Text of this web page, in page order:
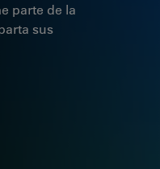
parte de la
sus